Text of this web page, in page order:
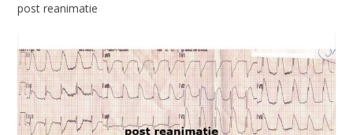
post reanimatie